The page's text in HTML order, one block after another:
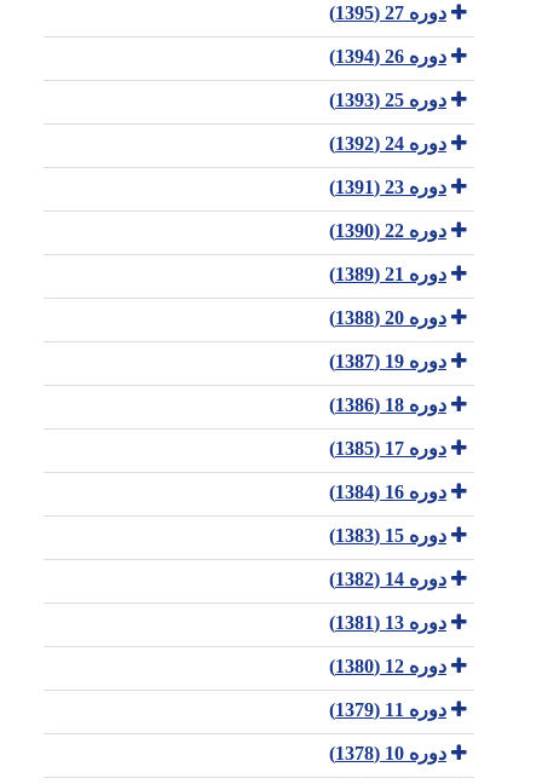
دوره 27 (1395)
دوره 26 (1394)
دوره 25 (1393)
دوره 24 (1392)
دوره 23 (1391)
دوره 22 (1390)
دوره 21 (1389)
دوره 20 (1388)
دوره 19 (1387)
دوره 18 (1386)
دوره 17 (1385)
دوره 16 (1384)
دوره 15 (1383)
دوره 14 (1382)
دوره 13 (1381)
دوره 12 (1380)
دوره 11 (1379)
دوره 10 (1378)